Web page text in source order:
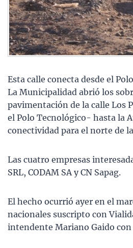
Esta calle conecta desde el
La Municipalidad abrió los
pavimentación de la calle Los
el Polo Tecnológico- hasta la
conectividad para el norte de
Las cuatro empresas
SRL, CODAM SA y CN Sapag.
El hecho ocurrió ayer en el
nacionales suscripto con
intendente Mariano Gaido